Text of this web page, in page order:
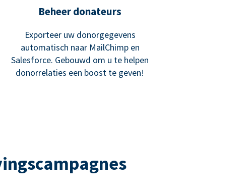
Beheer donateurs
Exporteer uw donorgegevens
automatisch naar MailChimp en
Salesforce. Gebouwd om u te helpen
donorrelaties een boost te geven!